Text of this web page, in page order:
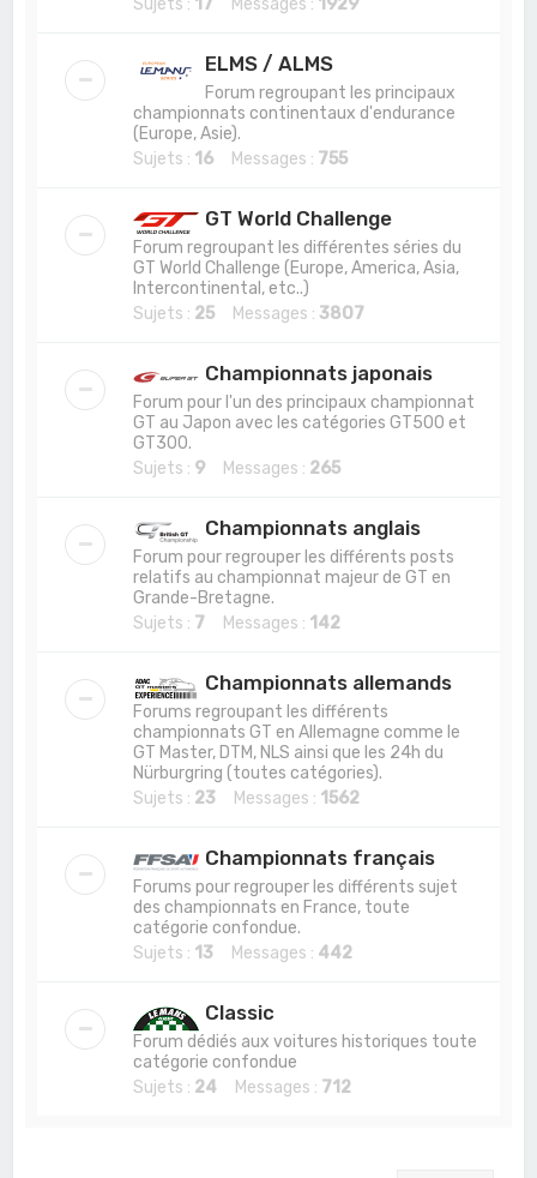
ELMS / ALMS
Forum regroupant les principaux
championnats continentaux d'endurance
(Europe, Asie).
Sujets : 16 Messages : 755
GT World Challenge
Forum regroupant les différentes séries du
GT World Challenge (Europe, America, Asia,
Intercontinental, etc..)
Sujets : 25 Messages : 3807
Championnats japonais
Forum pour l'un des principaux championnat
GT au Japon avec les catégories GT500 et
GT300.
Sujets : 9 Messages : 265
Championnats anglais
Forum pour regrouper les différents posts
relatifs au championnat majeur de GT en
Grande-Bretagne.
Sujets : 7 Messages : 142
Championnats allemands
Forums regroupant les différents
championnats GT en Allemagne comme le
GT Master, DTM, NLS ainsi que les 24h du
Nürburgring (toutes catégories).
Sujets : 23 Messages : 1562
Championnats français
Forums pour regrouper les différents sujet
des championnats en France, toute
catégorie confondue.
Sujets : 13 Messages : 442
Classic
Forum dédiés aux voitures historiques toute
catégorie confondue
Sujets : 24 Messages : 712